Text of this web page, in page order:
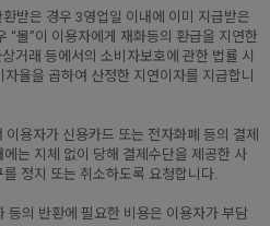
받은 경우 3영업일 이내에 이미 지급받은
“몰”이 이용자에게 재화등의 환급을 지연한
거래 등에서의 소비자보호에 관한 법률 시
율을 곱하여 산정한 지연이자를 지급합니
용자가 신용카드 또는 전자화폐 등의 결제
는 지체 없이 당해 결제수단을 제공한 사
정지 또는 취소하도록 요청합니다.
의 반환에 필요한 비용은 이용자가 부담